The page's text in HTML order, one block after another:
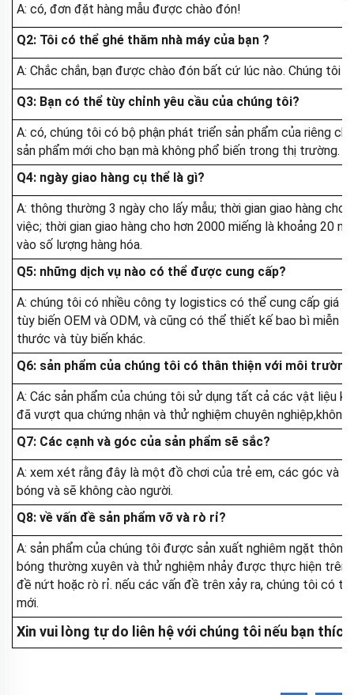
A: có, đơn đặt hàng mẫu được chào đón!
Q2: Tôi có thể ghé thăm nhà máy của bạn ?
A: Chắc chắn, bạn được chào đón bất cứ lúc nào. Chúng tôi
Q3: Bạn có thể tùy chỉnh yêu cầu của chúng tôi?
A: có, chúng tôi có bộ phận phát triển sản phẩm của riêng
sản phẩm mới cho bạn mà không phổ biến trong thị trường.
Q4: ngày giao hàng cụ thể là gì?
A: thông thường 3 ngày cho lấy mẫu; thời gian giao hàng
việc; thời gian giao hàng cho hơn 2000 miếng là khoảng 20
vào số lượng hàng hóa.
Q5: những dịch vụ nào có thể được cung cấp?
A: chúng tôi có nhiều công ty logistics có thể cung cấp giá
tùy biến OEM và ODM, và cũng có thể thiết kế bao bì miễn
thước và tùy biến khác.
Q6: sản phẩm của chúng tôi có thân thiện với môi
A: Các sản phẩm của chúng tôi sử dụng tất cả các vật liệu
đã vượt qua chứng nhận và thử nghiệm chuyên
Q7: Các cạnh và góc của sản phẩm sẽ sắc?
A: xem xét rằng đây là một đồ chơi của trẻ em, các góc và
bóng và sẽ không cào người.
Q8: về vấn đề sản phẩm vỡ và rò rỉ?
A: sản phẩm của chúng tôi được sản xuất nghiêm ngặt
bóng thường xuyên và thử nghiệm nhảy được thực hiện trên
đề nứt hoặc rò rỉ. nếu các vấn đề trên xảy ra, chúng tôi có
mới.
Xin vui lòng tự do liên hệ với chúng tôi nếu bạn